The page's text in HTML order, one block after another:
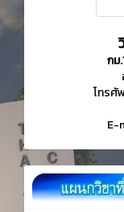
กม
โทรศั
E-